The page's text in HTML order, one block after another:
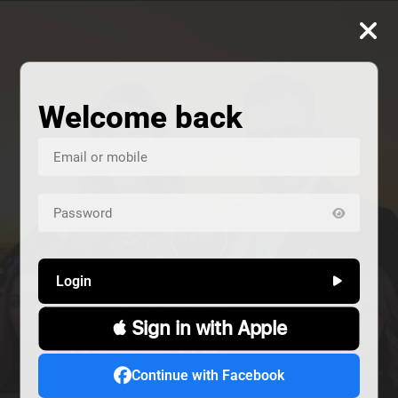
Welcome back
Login
 Sign in with Apple
Continue with Facebook
هند خانم
المشردون
ALIVE